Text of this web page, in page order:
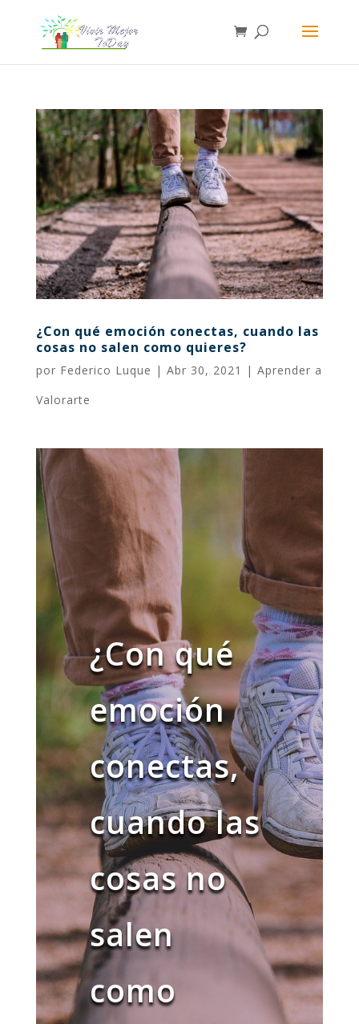
¿Con qué emoción conectas, cuando las
cosas no salen como quieres?
por Federico Luque | Abr 30, 2021 | Aprender a
Valorarte
¿Con qué
emoción
conectas,
cuando las
cosas no
salen
como